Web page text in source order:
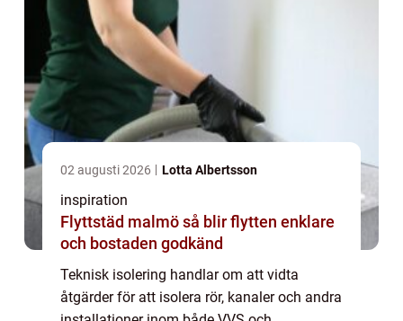
02 augusti 2026 Lotta Albertsson
inspiration
Flyttstäd malmö så blir flytten enklare
och bostaden godkänd
Teknisk isolering handlar om att vidta
åtgärder för att isolera rör, kanaler och andra